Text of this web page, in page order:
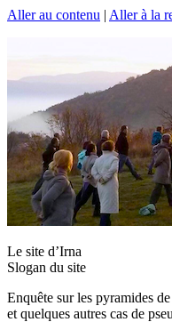
Aller au contenu | Aller à la
Le site d’Irna
Slogan du site
Enquête sur les pyramides
et quelques autres cas de